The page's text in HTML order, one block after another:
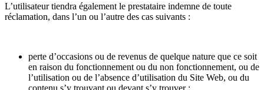
L’utilisateur tiendra également le prestataire indemne de toute
réclamation, dans l’un ou l’autre des cas suivants :
perte d’occasions ou de revenus de quelque nature que ce soit
en raison du fonctionnement ou du non fonctionnement, ou de
l’utilisation ou de l’absence d’utilisation du Site Web, ou du
contenu s’y trouvant ou devant s’y trouver ;